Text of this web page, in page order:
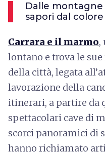
Dalle montagne
sapori dal
Carrara e il marmo,
lontano e trova le
della città, legata
lavorazione della
itinerari, a partire da
spettacolari cave di
scorci panoramici di
hanno richiamato